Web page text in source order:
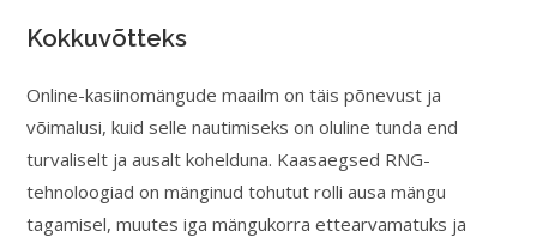
Kokkuvõtteks
Online-kasiinomängude maailm on täis põnevust ja
võimalusi, kuid selle nautimiseks on oluline tunda end
turvaliselt ja ausalt kohelduna. Kaasaegsed RNG-
tehnoloogiad on mänginud tohutut rolli ausa mängu
tagamisel, muutes iga mängukorra ettearvamatuks ja